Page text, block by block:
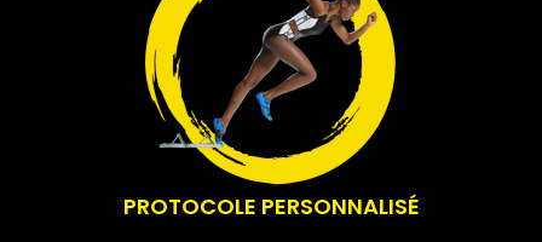
PROTOCOLE PERSONNALISÉ